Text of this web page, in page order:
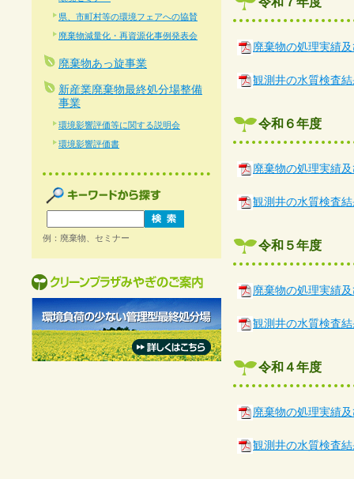
廃棄物の処理実績
観測井の水質検査
令和６年度
廃棄物の処理実績
観測井の水質検査
令和５年度
廃棄物の処理実績
観測井の水質検査
令和４年度
廃棄物の処理実績
観測井の水質検査
県、市町村等の環境フェアへの協賛
廃棄物減量化・再資源化事例発表会
廃棄物あっ旋事業
新産業廃棄物最終処分場整備
事業
環境影響評価等に関する説明会
環境影響評価書
例：廃棄物、セミナー